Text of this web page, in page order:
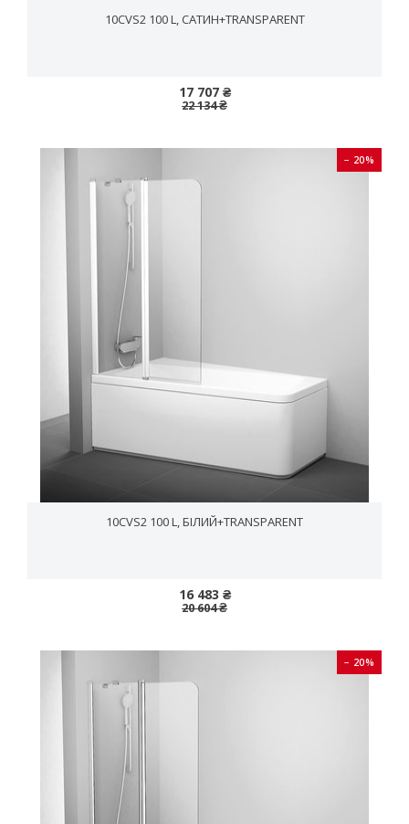
10CVS2 100 L, CАТИН+TRANSPARENT
17 707 ₴
22 134 ₴
− 20%
10CVS2 100 L, БІЛИЙ+TRANSPARENT
16 483 ₴
20 604 ₴
− 20%